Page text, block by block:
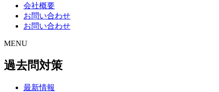
会社概要
お問い合わせ
お問い合わせ
MENU
過去問対策
最新情報